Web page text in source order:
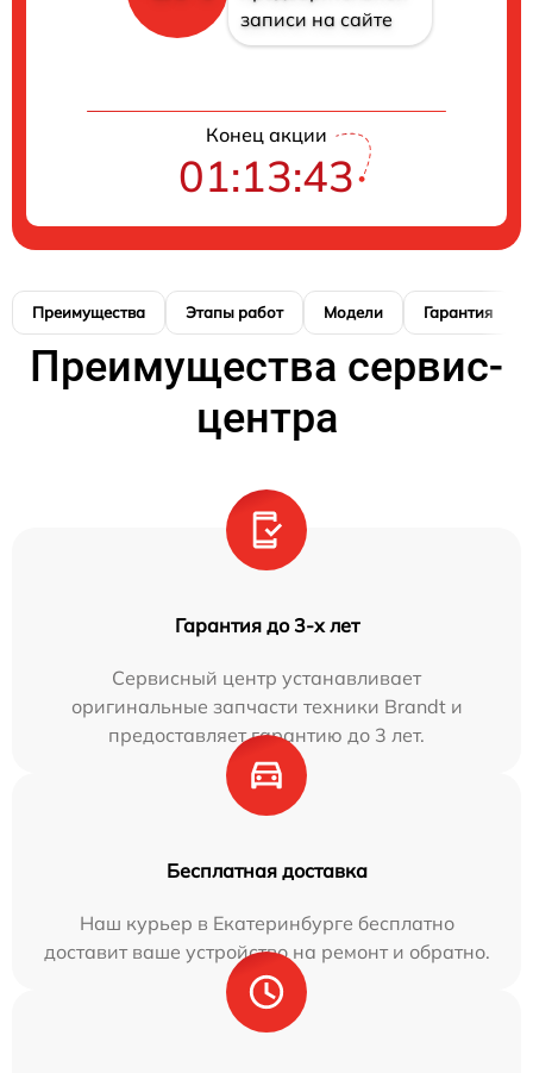
записи на сайте
Конец акции
01:13:42
Преимущества Этапы работ Модели Гарантия
Преимущества сервис-
центра
Гарантия до 3-х лет
Сервисный центр устанавливает
оригинальные запчасти техники Brandt и
предоставляет гарантию до 3 лет.
Бесплатная доставка
Наш курьер в Екатеринбурге бесплатно
доставит ваше устройство на ремонт и обратно.